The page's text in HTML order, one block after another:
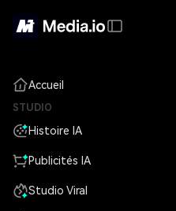
Accueil
STUDIO
Histoire IA
Publicités IA
Studio Viral